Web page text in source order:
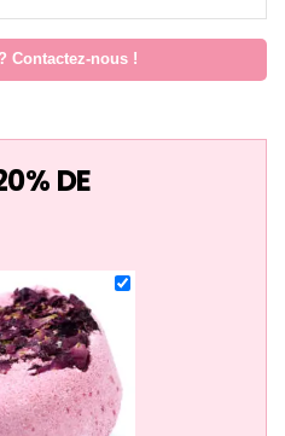
Contactez-nous !
DE